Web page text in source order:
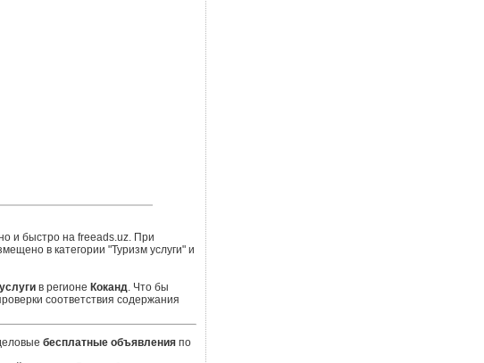
и быстро на freeads.uz. При
в категории "Туризм услуги" и
в регионе Коканд. Что бы
соответствия содержания
бесплатные объявленияпо